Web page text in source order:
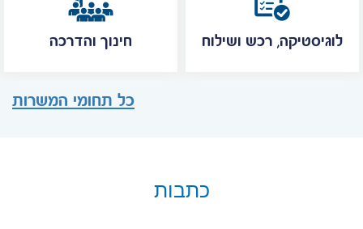
חינוך והדרכה לוגיסטיקה, רכש ושילוח
כל תחומי המשרות
כתבות